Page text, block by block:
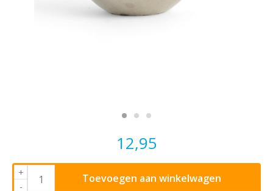
12,95
+
-
Toevoegen aan winkelwagen